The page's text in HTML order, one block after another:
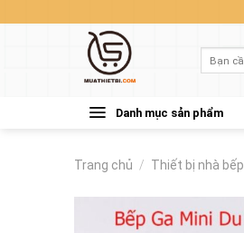
kiếm:
Danh mục sản phẩm
Trang chủ / Thiết bị nhà bếp